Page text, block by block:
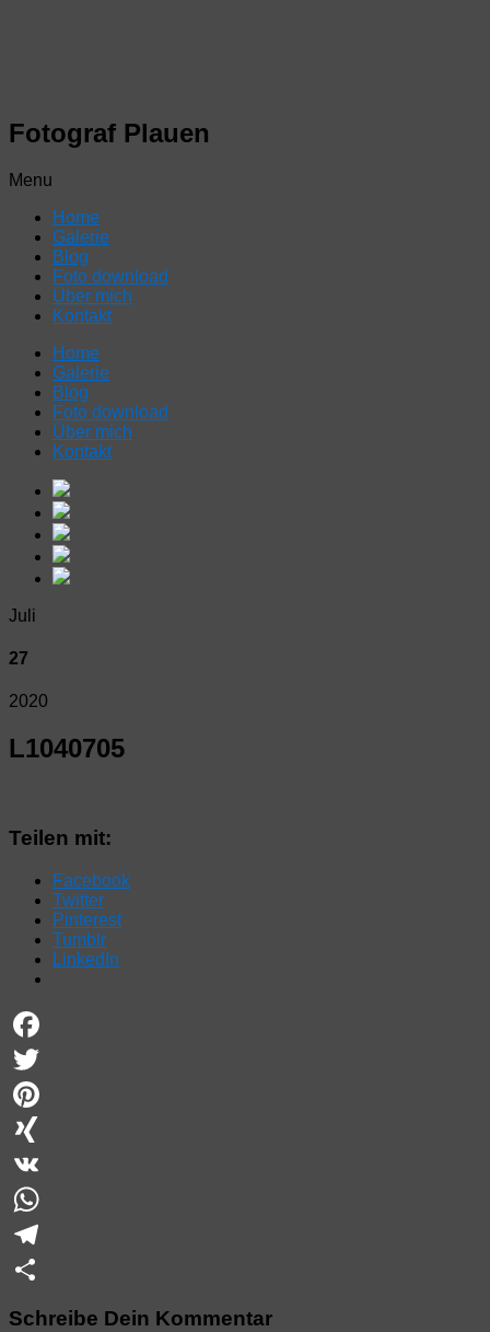
Fotograf Plauen
Menu
Home
Galerie
Blog
Foto download
Über mich
Kontakt
Home
Galerie
Blog
Foto download
Über mich
Kontakt
Juli
27
2020
L1040705
Teilen mit:
Facebook
Twitter
Pinterest
Tumblr
LinkedIn
Facebook
Twitter
Pinterest
XING
VK
WhatsApp
Telegram
Schreibe Dein Kommentar